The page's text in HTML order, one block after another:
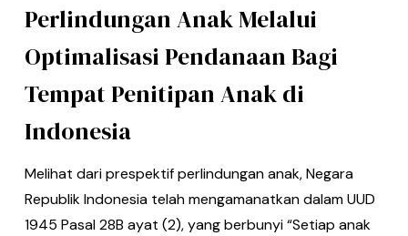
Perlindungan Anak Melalui
Optimalisasi Pendanaan Bagi
Tempat Penitipan Anak di
Indonesia
Melihat dari prespektif perlindungan anak, Negara
Republik Indonesia telah mengamanatkan dalam UUD
1945 Pasal 28B ayat (2), yang berbunyi “Setiap anak